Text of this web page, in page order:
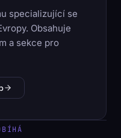
specializující se
Obsahuje
a sekce pro